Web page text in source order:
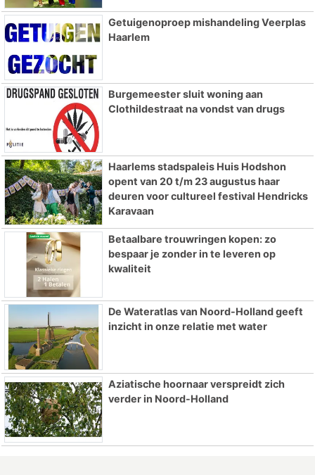
Getuigenoproep mishandeling Veerplas
Haarlem
Burgemeester sluit woning aan
Clothildestraat na vondst van drugs
Haarlems stadspaleis Huis Hodshon
opent van 20 t/m 23 augustus haar
deuren voor cultureel festival Hendricks
Karavaan
Betaalbare trouwringen kopen: zo
bespaar je zonder in te leveren op
kwaliteit
De Wateratlas van Noord-Holland geeft
inzicht in onze relatie met water
Aziatische hoornaar verspreidt zich
verder in Noord-Holland